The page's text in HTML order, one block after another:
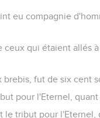
eu compagnie
ceux qui étaient allés
fut de six cent
pour l'Eternel,
tribut pour l'Eternel,